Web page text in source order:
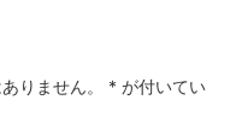
りません。 * が付いてい